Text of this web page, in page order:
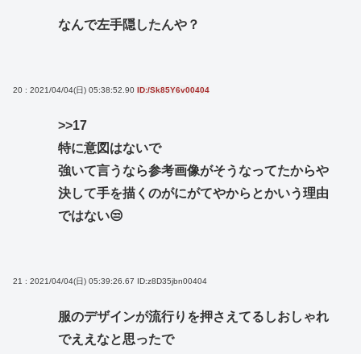
なんで左手隠したんや？
20 : 2021/04/04(日) 05:38:52.90 ID:/Sk85Y6v00404
>>17
特に意図はないで
強いて言うなら参考画像がそうなってたからや
決して手を描くのがにがてやからとかいう理由
ではない😒
21 : 2021/04/04(日) 05:39:26.67 ID:z8D35jbn00404
服のデザインが流行りを押さえてるしおしゃれ
でええなと思ったで